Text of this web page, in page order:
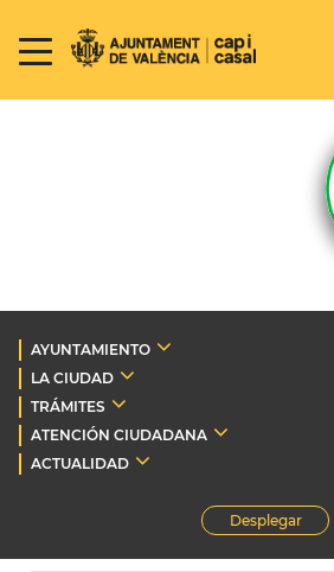
AYUNTAMIENTO
LA CIUDAD
TRÁMITES
ATENCIÓN CIUDADANA
ACTUALIDAD
Desplegar